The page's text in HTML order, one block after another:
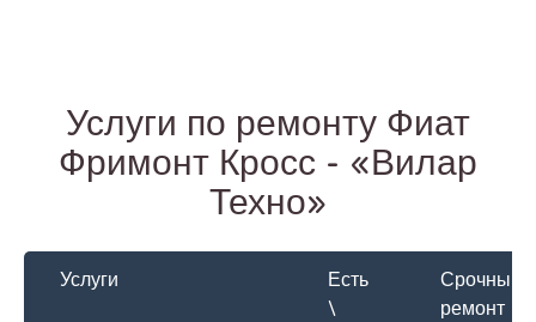
Услуги по ремонту Фиат
Фримонт Кросс - «Вилар
Техно»
Услуги
Есть
\
Срочный
ремонт